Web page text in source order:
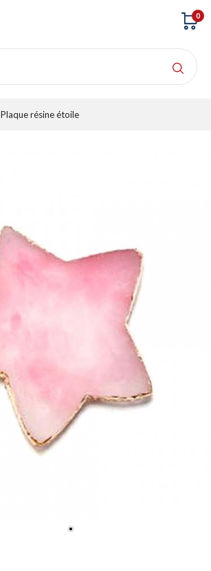
0
Plaque résine étoile